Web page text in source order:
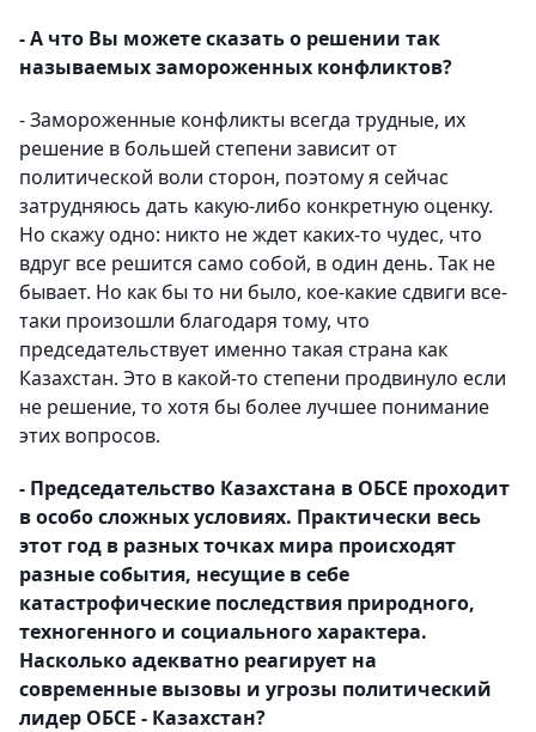
- А что Вы можете сказать о решении так
называемых замороженных конфликтов?
- Замороженные конфликты всегда трудные, их
решение в большей степени зависит от
политической воли сторон, поэтому я сейчас
затрудняюсь дать какую-либо конкретную оценку.
Но скажу одно: никто не ждет каких-то чудес, что
вдруг все решится само собой, в один день. Так не
бывает. Но как бы то ни было, кое-какие сдвиги все-
таки произошли благодаря тому, что
председательствует именно такая страна как
Казахстан. Это в какой-то степени продвинуло если
не решение, то хотя бы более лучшее понимание
этих вопросов.
- Председательство Казахстана в ОБСЕ проходит
в особо сложных условиях. Практически весь
этот год в разных точках мира происходят
разные события, несущие в себе
катастрофические последствия природного,
техногенного и социального характера.
Насколько адекватно реагирует на
современные вызовы и угрозы политический
лидер ОБСЕ - Казахстан?